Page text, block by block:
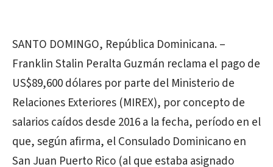
SANTO DOMINGO, República Dominicana. –
Franklin Stalin Peralta Guzmán reclama el pago de
US$89,600 dólares por parte del Ministerio de
Relaciones Exteriores (MIREX), por concepto de
salarios caídos desde 2016 a la fecha, período en el
que, según afirma, el Consulado Dominicano en
San Juan Puerto Rico (al que estaba asignado